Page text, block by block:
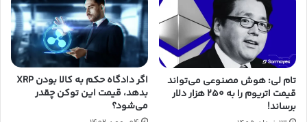
تام لی: هوش مصنوعی می‌تواند
قیمت اتریوم را به ۲۵۰ هزار دلار
برساند!
اگر دادگاه حکم به کالا بودن XRP
بدهد، قیمت این توکن چقدر
می‌شود؟